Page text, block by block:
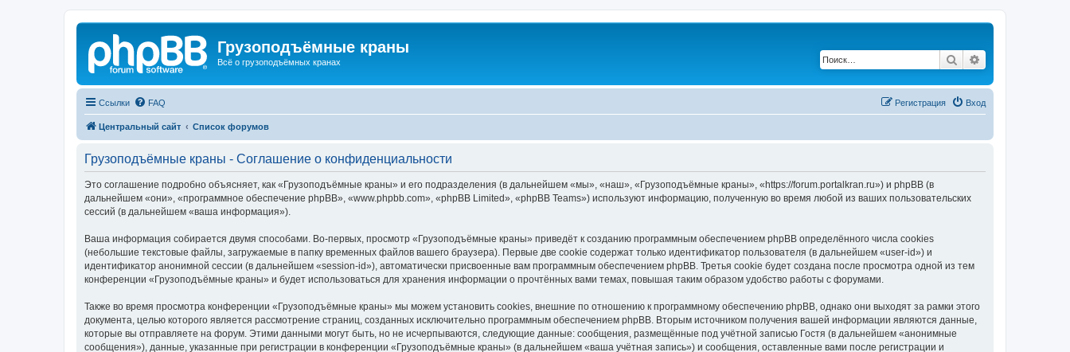
Грузоподъёмные краны
Всё о грузоподъёмных кранах Поиск
Ссылки FAQ Вход
Регистрация
Центральный сайт Список форумов
Грузоподъёмные краны - Соглашение о конфиденциальности
Это соглашение подробно объясняет, как «Грузоподъёмные краны» и его подразделения (в дальнейшем «мы», «наш», «Грузоподъёмные краны», «https://forum.portalkran.ru») и phpBB (в
дальнейшем «они», «программное обеспечение phpBB», «www.phpbb.com», «phpBB Limited», «phpBB Teams») используют информацию, полученную во время любой из ваших пользовательских
сессий (в дальнейшем «ваша информация»).
Ваша информация собирается двумя способами. Во-первых, просмотр «Грузоподъёмные краны» приведёт к созданию программным обеспечением phpBB определённого числа cookies
(небольшие текстовые файлы, загружаемые в папку временных файлов вашего браузера). Первые две cookie содержат только идентификатор пользователя (в дальнейшем «user-id») и
идентификатор анонимной сессии (в дальнейшем «session-id»), автоматически присвоенные вам программным обеспечением phpBB. Третья cookie будет создана после просмотра одной из тем
конференции «Грузоподъёмные краны» и будет использоваться для хранения информации о прочтённых вами темах, повышая таким образом удобство работы с форумами.
Также во время просмотра конференции «Грузоподъёмные краны» мы можем установить cookies, внешние по отношению к программному обеспечению phpBB, однако они выходят за рамки этого
документа, целью которого является рассмотрение страниц, созданных исключительно программным обеспечением phpBB. Вторым источником получения вашей информации являются данные,
которые вы отправляете на форум. Этими данными могут быть, но не исчерпываются, следующие данные: сообщения, размещённые под учётной записью Гостя (в дальнейшем «анонимные
сообщения»), данные, указанные при регистрации в конференции «Грузоподъёмные краны» (в дальнейшем «ваша учётная запись») и сообщения, оставленные вами после регистрации и